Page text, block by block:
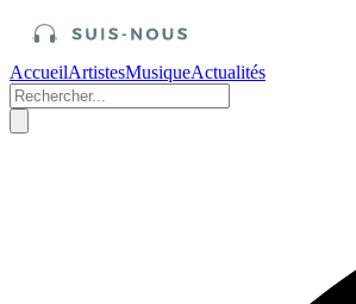
AccueilArtistesMusiqueActualités